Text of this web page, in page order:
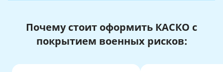
Почему стоит оформить КАСКО с
покрытием военных рисков: